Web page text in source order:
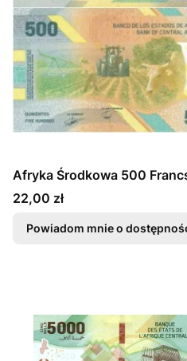
Afryka Środkowa 500
Cena
22,00 zł
Powiadom mnie o